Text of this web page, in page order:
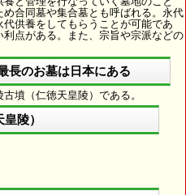
合同墓や集合墓とも呼ばれる。永代
供養をしてもらうことが可能であ
点がある。また、宗旨や宗派などの
長のお墓は日本にある
墳（仁徳天皇陵）である。
陵）